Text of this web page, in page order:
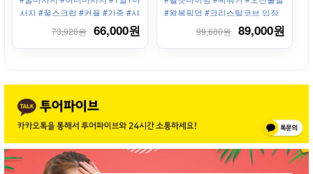
사지 #꿀스크럽 #커플 #가족 #샤
워 #세탁건조 #보모서비스
73,920원 66,000원
/ 푸카비치 방문/ 스노쿨링 3회
#왕복픽업 #크리스탈코브 입장
#악마의잼증정 #필수코스 #씨푸
드 #호핑투어 #골드팩 #중식포
함 #스노클링 #매일투어 진행 #
99,680원 89,000원